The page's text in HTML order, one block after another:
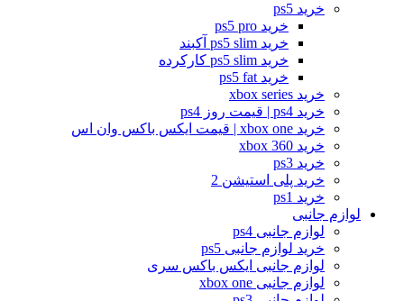
خرید ps5
خرید ps5 pro
خرید ps5 slim آکبند
خرید ps5 slim کارکرده
خرید ps5 fat
خرید xbox series
خرید ps4 | قیمت روز ps4
خرید xbox one | قیمت ایکس باکس وان اس
خرید xbox 360
خرید ps3
خرید پلی استیشن 2
خرید ps1
لوازم جانبی
لوازم جانبی ps4
خرید لوازم جانبی ps5
لوازم جانبی ایکس باکس سری
لوازم جانبی xbox one